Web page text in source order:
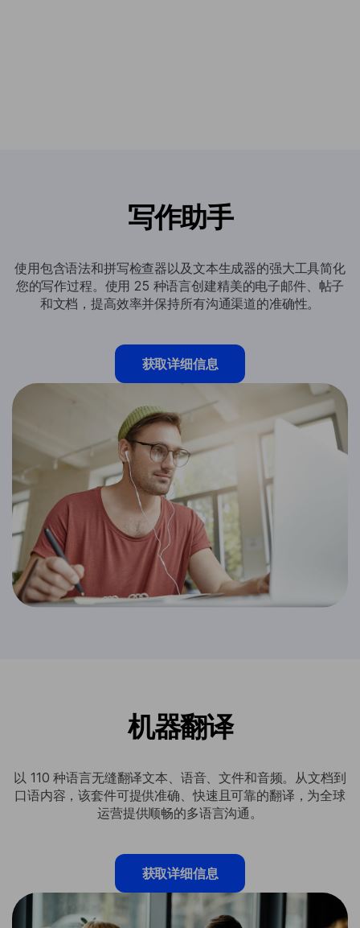
写作助手
使用包含语法和拼写检查器以及文本生成器的强大工具简化
您的写作过程。使用 25 种语言创建精美的电子邮件、帖子
和文档，提高效率并保持所有沟通渠道的准确性。
获取详细信息
机器翻译
以 110 种语言无缝翻译文本、语音、文件和音频。从文档到
口语内容，该套件可提供准确、快速且可靠的翻译，为全球
运营提供顺畅的多语言沟通。
获取详细信息